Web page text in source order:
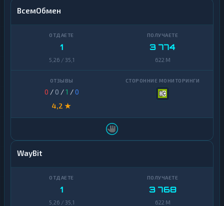
ВсемОбмен
1
5,26 / 35,1
3 774
622 M
0 / 0 /1 /0
4,2 ★
WayBit
1
5,26 / 35,1
3 768
622 M